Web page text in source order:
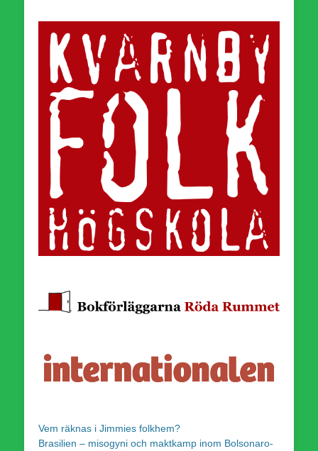
Vem räknas i Jimmies folkhem?
Brasilien – misogyni och maktkamp inom Bolsonaro-